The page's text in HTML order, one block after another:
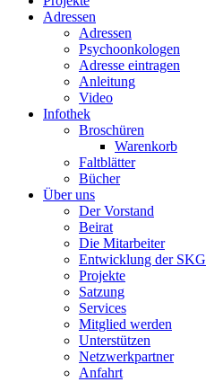
Adressen
Adressen
Psychoonkologen
Adresse eintragen
Anleitung
Video
Infothek
Broschüren
Warenkorb
Faltblätter
Bücher
Über uns
Der Vorstand
Beirat
Die Mitarbeiter
Entwicklung der SKG
Projekte
Satzung
Services
Mitglied werden
Unterstützen
Netzwerkpartner
Anfahrt